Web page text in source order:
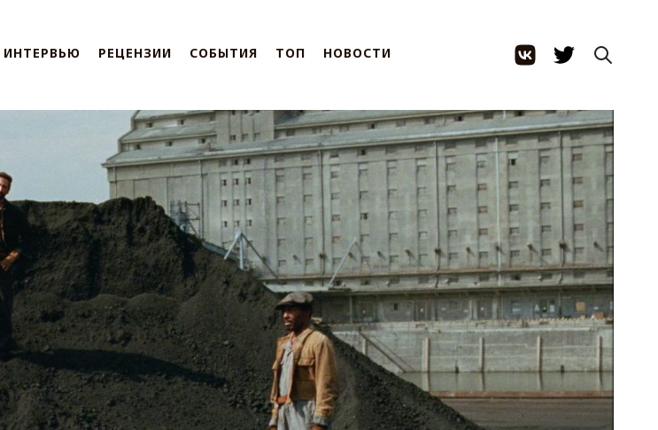
ИНТЕРВЬЮ РЕЦЕНЗИИ СОБЫТИЯ ТОП НОВОСТИ